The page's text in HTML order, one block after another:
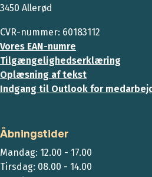
3450 Allerød
CVR-nummer: 60183112
Vores EAN-numre
Tilgængelighedserklæring
Oplæsning af tekst
Indgang til Outlook for
Åbningstider
Mandag: 12.00 - 17.00
Tirsdag: 08.00 - 14.00